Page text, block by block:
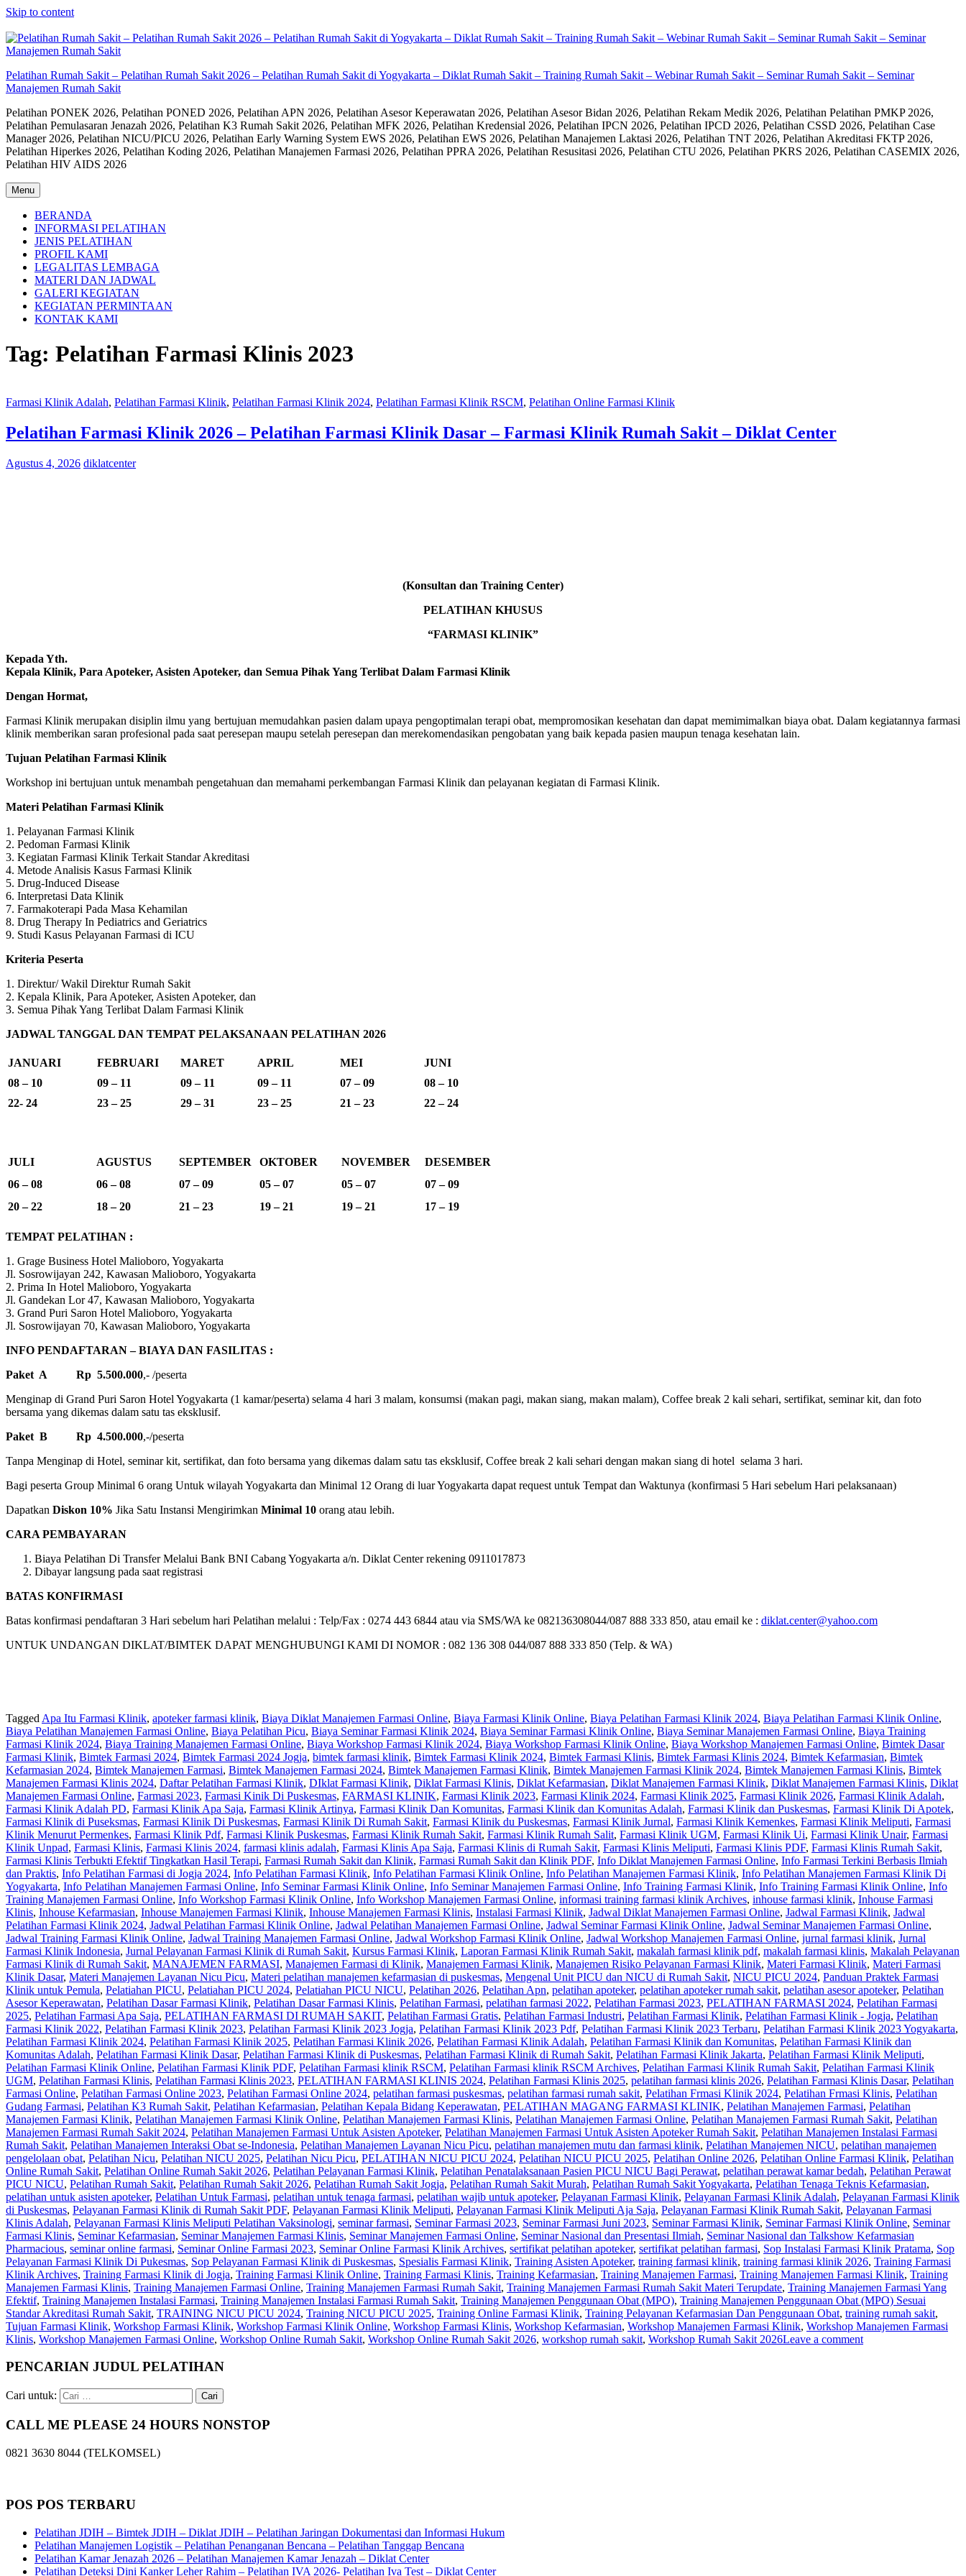
Skip to content
Pelatihan Rumah Sakit – Pelatihan Rumah Sakit 2026 – Pelatihan Rumah Sakit di Yogyakarta – Diklat Rumah Sakit – Training Rumah Sakit – Webinar Rumah Sakit – Seminar Rumah Sakit – Seminar
Manajemen Rumah Sakit
Pelatihan PONEK 2026, Pelatihan PONED 2026, Pelatihan APN 2026, Pelatihan Asesor Keperawatan 2026, Pelatihan Asesor Bidan 2026, Pelatihan Rekam Medik 2026, Pelatihan Pelatihan PMKP 2026,
Pelatihan Pemulasaran Jenazah 2026, Pelatihan K3 Rumah Sakit 2026, Pelatihan MFK 2026, Pelatihan Kredensial 2026, Pelatihan IPCN 2026, Pelatihan IPCD 2026, Pelatihan CSSD 2026, Pelatihan Case
Manager 2026, Pelatihan NICU/PICU 2026, Pelatihan Early Warning System EWS 2026, Pelatihan EWS 2026, Pelatihan Manajemen Laktasi 2026, Pelatihan TNT 2026, Pelatihan Akreditasi FKTP 2026,
Pelatihan Hiperkes 2026, Pelatihan Koding 2026, Pelatihan Manajemen Farmasi 2026, Pelatihan PPRA 2026, Pelatihan Resusitasi 2026, Pelatihan CTU 2026, Pelatihan PKRS 2026, Pelatihan CASEMIX 2026,
Pelatihan HIV AIDS 2026
Menu
BERANDA
INFORMASI PELATIHAN
JENIS PELATIHAN
PROFIL KAMI
LEGALITAS LEMBAGA
MATERI DAN JADWAL
GALERI KEGIATAN
KEGIATAN PERMINTAAN
KONTAK KAMI
Tag: Pelatihan Farmasi Klinis 2023
Farmasi Klinik Adalah, Pelatihan Farmasi Klinik, Pelatihan Farmasi Klinik 2024, Pelatihan Farmasi Klinik RSCM, Pelatihan Online Farmasi Klinik
Pelatihan Farmasi Klinik 2026 – Pelatihan Farmasi Klinik Dasar – Farmasi Klinik Rumah Sakit – Diklat Center
Agustus 4, 2026 diklatcenter
(Konsultan dan Training Center)
PELATIHAN KHUSUS
“FARMASI KLINIK”
Kepada Yth.
Kepala Klinik, Para Apoteker, Asisten Apoteker, dan Semua Pihak Yang Terlibat Dalam Farmasi Klinik
Dengan Hormat,
Farmasi Klinik merupakan disiplin ilmu yang bertujuan memudahkan pasien dalam upaya pengoptimalan terapi obat, mempromosikan kesehatan dan dapat memimimalkan biaya obat. Dalam kegiatannya farmasi
klinik memberikan saran profesional pada saat peresepan maupu setelah peresepan dan merekomendasikan pengobatan yang baik kepada pasien maupun tenaga kesehatan lain.
Tujuan Pelatihan Farmasi Klinik
Workshop ini bertujuan untuk menambah pengetahuan dan memahami perkembangan Farmasi Klinik dan pelayanan kegiatan di Farmasi Klinik.
Materi Pelatihan Farmasi Klinik
1. Pelayanan Farmasi Klinik
2. Pedoman Farmasi Klinik
3. Kegiatan Farmasi Klinik Terkait Standar Akreditasi
4. Metode Analisis Kasus Farmasi Klinik
5. Drug-Induced Disease
6. Interpretasi Data Klinik
7. Farmakoterapi Pada Masa Kehamilan
8. Drug Therapy In Pediatrics and Geriatrics
9. Studi Kasus Pelayanan Farmasi di ICU
Kriteria Peserta
1. Direktur/ Wakil Direktur Rumah Sakit
2. Kepala Klinik, Para Apoteker, Asisten Apoteker, dan
3. Semua Pihak Yang Terlibat Dalam Farmasi Klinik
JADWAL TANGGAL DAN TEMPAT PELAKSANAAN PELATIHAN 2026
JANUARI FEBRUARI MARET APRIL MEI
JUNI
08 – 10
09 – 11 09 – 11 09 – 11 07 – 09
08 – 10
22- 24
23 – 25 29 – 31 23 – 25 21 – 23 22 – 24
JULI AGUSTUS SEPTEMBER OKTOBER NOVEMBER
DESEMBER
06 – 08
06 – 08 07 – 09 05 – 07 05 – 07
07 – 09
20 – 22
18 – 20 21 – 23 19 – 21 19 – 21 17 – 19
TEMPAT PELATIHAN :
1. Grage Business Hotel Malioboro, Yogyakarta
Jl. Sosrowijayan 242, Kawasan Malioboro, Yogyakarta
2. Prima In Hotel Malioboro, Yogyakarta
Jl. Gandekan Lor 47, Kawasan Malioboro, Yogyakarta
3. Grand Puri Saron Hotel Malioboro, Yogyakarta
Jl. Sosrowijayan 70, Kawasan Malioboro, Yogyakarta
INFO PENDAFTARAN – BIAYA DAN FASILITAS :
Paket A Rp 5.500.000,- /peserta
Menginap di Grand Puri Saron Hotel Yogyakarta (1 kamar/peserta) selama 4 hari 3 malam, konsumsi (makan pagi, makan siang, makan malam), Coffee break 2 kali sehari, sertifikat, seminar kit, dan foto
bersama yang dikemas dalam satu tas eksklusif.
Paket B Rp 4.500.000,-/peserta
Tanpa Menginap di Hotel, seminar kit, sertifikat, dan foto bersama yang dikemas dalam satu tas eksklusif, Coffee break 2 kali sehari dengan makan siang di hotel selama 3 hari.
Bagi peserta Group Minimal 6 orang Untuk wilayah Yogyakarta dan Minimal 12 Orang di luar Yogyakarta dapat request untuk Tempat dan Waktunya (konfirmasi 5 Hari sebelum Hari pelaksanaan)
Dapatkan Diskon 10% Jika Satu Instansi Mengirimkan Minimal 10 orang atau lebih.
CARA PEMBAYARAN
Biaya Pelatihan Di Transfer Melalui Bank BNI Cabang Yogyakarta a/n. Diklat Center rekening 0911017873
Dibayar langsung pada saat registrasi
BATAS KONFIRMASI
Batas konfirmasi pendaftaran 3 Hari sebelum hari Pelatihan melalui : Telp/Fax : 0274 443 6844 atau via SMS/WA ke 082136308044/087 888 333 850, atau email ke : diklat.center@yahoo.com
UNTUK UNDANGAN DIKLAT/BIMTEK DAPAT MENGHUBUNGI KAMI DI NOMOR : 082 136 308 044/087 888 333 850 (Telp. & WA)
Tagged Apa Itu Farmasi Klinik, apoteker farmasi klinik, Biaya Diklat Manajemen Farmasi Online, Biaya Farmasi Klinik Online, Biaya Pelatihan Farmasi Klinik 2024, Biaya Pelatihan Farmasi Klinik Online,
Biaya Pelatihan Manajemen Farmasi Online, Biaya Pelatihan Picu, Biaya Seminar Farmasi Klinik 2024, Biaya Seminar Farmasi Klinik Online, Biaya Seminar Manajemen Farmasi Online, Biaya Training
Farmasi Klinik 2024, Biaya Training Manajemen Farmasi Online, Biaya Workshop Farmasi Klinik 2024, Biaya Workshop Farmasi Klinik Online, Biaya Workshop Manajemen Farmasi Online, Bimtek Dasar
Farmasi Klinik, Bimtek Farmasi 2024, Bimtek Farmasi 2024 Jogja, bimtek farmasi klinik, Bimtek Farmasi Klinik 2024, Bimtek Farmasi Klinis, Bimtek Farmasi Klinis 2024, Bimtek Kefarmasian, Bimtek
Kefarmasian 2024, Bimtek Manajemen Farmasi, Bimtek Manajemen Farmasi 2024, Bimtek Manajemen Farmasi Klinik, Bimtek Manajemen Farmasi Klinik 2024, Bimtek Manajemen Farmasi Klinis, Bimtek
Manajemen Farmasi Klinis 2024, Daftar Pelatihan Farmasi Klinik, DIklat Farmasi Klinik, Diklat Farmasi Klinis, Diklat Kefarmasian, Diklat Manajemen Farmasi Klinik, Diklat Manajemen Farmasi Klinis, Diklat
Manajemen Farmasi Online, Farmasi 2023, Farmasi Kinik Di Puskesmas, FARMASI KLINIK, Farmasi Klinik 2023, Farmasi Klinik 2024, Farmasi Klinik 2025, Farmasi Klinik 2026, Farmasi Klinik Adalah,
Farmasi Klinik Adalah PD, Farmasi Klinik Apa Saja, Farmasi Klinik Artinya, Farmasi Klinik Dan Komunitas, Farmasi Klinik dan Komunitas Adalah, Farmasi Klinik dan Puskesmas, Farmasi Klinik Di Apotek,
Farmasi Klinik di Puseksmas, Farmasi Klinik Di Puskesmas, Farmasi Klinik Di Rumah Sakit, Farmasi Klinik du Puskesmas, Farmasi Klinik Jurnal, Farmasi Klinik Kemenkes, Farmasi Klinik Meliputi, Farmasi
Klinik Menurut Permenkes, Farmasi Klinik Pdf, Farmasi Klinik Puskesmas, Farmasi Klinik Rumah Sakit, Farmasi Klinik Rumah Salit, Farmasi Klinik UGM, Farmasi Klinik Ui, Farmasi Klinik Unair, Farmasi
Klinik Unpad, Farmasi Klinis, Farmasi Klinis 2024, farmasi klinis adalah, Farmasi Klinis Apa Saja, Farmasi Klinis di Rumah Sakit, Farmasi Klinis Meliputi, Farmasi Klinis PDF, Farmasi Klinis Rumah Sakit,
Farmasi Klinis Terbukti Efektif Tingkatkan Hasil Terapi, Farmasi Rumah Sakit dan Klinik, Farmasi Rumah Sakit dan Klinik PDF, Info Diklat Manajemen Farmasi Online, Info Farmasi Terkini Berbasis Ilmiah
dan Praktis, Info Pelatihan Farmasi di Jogja 2024, Info Pelatihan Farmasi Klinik, Info Pelatihan Farmasi Klinik Online, Info Pelatihan Manajemen Farmasi Klinik, Info Pelatihan Manajemen Farmasi Klinik Di
Yogyakarta, Info Pelatihan Manajemen Farmasi Online, Info Seminar Farmasi Klinik Online, Info Seminar Manajemen Farmasi Online, Info Training Farmasi Klinik, Info Training Farmasi Klinik Online, Info
Training Manajemen Farmasi Online, Info Workshop Farmasi Klinik Online, Info Workshop Manajemen Farmasi Online, informasi training farmasi klinik Archives, inhouse farmasi klinik, Inhouse Farmasi
Klinis, Inhouse Kefarmasian, Inhouse Manajemen Farmasi Klinik, Inhouse Manajemen Farmasi Klinis, Instalasi Farmasi Klinik, Jadwal Diklat Manajemen Farmasi Online, Jadwal Farmasi Klinik, Jadwal
Pelatihan Farmasi Klinik 2024, Jadwal Pelatihan Farmasi Klinik Online, Jadwal Pelatihan Manajemen Farmasi Online, Jadwal Seminar Farmasi Klinik Online, Jadwal Seminar Manajemen Farmasi Online,
Jadwal Training Farmasi Klinik Online, Jadwal Training Manajemen Farmasi Online, Jadwal Workshop Farmasi Klinik Online, Jadwal Workshop Manajemen Farmasi Online, jurnal farmasi klinik, Jurnal
Farmasi Klinik Indonesia, Jurnal Pelayanan Farmasi Klinik di Rumah Sakit, Kursus Farmasi Klinik, Laporan Farmasi Klinik Rumah Sakit, makalah farmasi klinik pdf, makalah farmasi klinis, Makalah Pelayanan
Farmasi Klinik di Rumah Sakit, MANAJEMEN FARMASI, Manajemen Farmasi di Klinik, Manajemen Farmasi Klinik, Manajemen Risiko Pelayanan Farmasi Klinik, Materi Farmasi Klinik, Materi Farmasi
Klinik Dasar, Materi Manajemen Layanan Nicu Picu, Materi pelatihan manajemen kefarmasian di puskesmas, Mengenal Unit PICU dan NICU di Rumah Sakit, NICU PICU 2024, Panduan Praktek Farmasi
Klinik untuk Pemula, Pelatiahan PICU, Pelatiahan PICU 2024, Pelatiahan PICU NICU, Pelatihan 2026, Pelatihan Apn, pelatihan apoteker, pelatihan apoteker rumah sakit, pelatihan asesor apoteker, Pelatihan
Asesor Keperawatan, Pelatihan Dasar Farmasi Klinik, Pelatihan Dasar Farmasi Klinis, Pelatihan Farmasi, pelatihan farmasi 2022, Pelatihan Farmasi 2023, PELATIHAN FARMASI 2024, Pelatihan Farmasi
2025, Pelatihan Farmasi Apa Saja, PELATIHAN FARMASI DI RUMAH SAKIT, Pelatihan Farmasi Gratis, Pelatihan Farmasi Industri, Pelatihan Farmasi Klinik, Pelatihan Farmasi Klinik - Jogja, Pelatihan
Farmasi Klinik 2022, Pelatihan Farmasi Klinik 2023, Pelatihan Farmasi Klinik 2023 Jogja, Pelatihan Farmasi Klinik 2023 Pdf, Pelatihan Farmasi Klinik 2023 Terbaru, Pelatihan Farmasi Klinik 2023 Yogyakarta,
Pelatihan Farmasi Klinik 2024, Pelatihan Farmasi Klinik 2025, Pelatihan Farmasi Klinik 2026, Pelatihan Farmasi Klinik Adalah, Pelatihan Farmasi Klinik dan Komunitas, Pelatihan Farmasi Klinik dan
Komunitas Adalah, Pelatihan Farmasi Klinik Dasar, Pelatihan Farmasi Klinik di Puskesmas, Pelatihan Farmasi Klinik di Rumah Sakit, Pelatihan Farmasi Klinik Jakarta, Pelatihan Farmasi Klinik Meliputi,
Pelatihan Farmasi Klinik Online, Pelatihan Farmasi Klinik PDF, Pelatihan Farmasi klinik RSCM, Pelatihan Farmasi klinik RSCM Archives, Pelatihan Farmasi Klinik Rumah Sakit, Pelatihan Farmasi Klinik
UGM, Pelatihan Farmasi Klinis, Pelatihan Farmasi Klinis 2023, PELATIHAN FARMASI KLINIS 2024, Pelatihan Farmasi Klinis 2025, pelatihan farmasi klinis 2026, Pelatihan Farmasi Klinis Dasar, Pelatihan
Farmasi Online, Pelatihan Farmasi Online 2023, Pelatihan Farmasi Online 2024, pelatihan farmasi puskesmas, pelatihan farmasi rumah sakit, Pelatihan Frmasi Klinik 2024, Pelatihan Frmasi Klinis, Pelatihan
Gudang Farmasi, Pelatihan K3 Rumah Sakit, Pelatihan Kefarmasian, Pelatihan Kepala Bidang Keperawatan, PELATIHAN MAGANG FARMASI KLINIK, Pelatihan Manajemen Farmasi, Pelatihan
Manajemen Farmasi Klinik, Pelatihan Manajemen Farmasi Klinik Online, Pelatihan Manajemen Farmasi Klinis, Pelatihan Manajemen Farmasi Online, Pelatihan Manajemen Farmasi Rumah Sakit, Pelatihan
Manajemen Farmasi Rumah Sakit 2024, Pelatihan Manajemen Farmasi Untuk Asisten Apoteker, Pelatihan Manajemen Farmasi Untuk Asisten Apoteker Rumah Sakit, Pelatihan Manajemen Instalasi Farmasi
Rumah Sakit, Pelatihan Manajemen Interaksi Obat se-Indonesia, Pelatihan Manajemen Layanan Nicu Picu, pelatihan manajemen mutu dan farmasi klinik, Pelatihan Manajemen NICU, pelatihan manajemen
pengelolaan obat, Pelatihan Nicu, Pelatihan NICU 2025, Pelatihan Nicu Picu, PELATIHAN NICU PICU 2024, Pelatihan NICU PICU 2025, Pelatihan Online 2026, Pelatihan Online Farmasi Klinik, Pelatihan
Online Rumah Sakit, Pelatihan Online Rumah Sakit 2026, Pelatihan Pelayanan Farmasi Klinik, Pelatihan Penatalaksanaan Pasien PICU NICU Bagi Perawat, pelatihan perawat kamar bedah, Pelatihan Perawat
PICU NICU, Pelatihan Rumah Sakit‎, Pelatihan Rumah Sakit 2026, Pelatihan Rumah Sakit Jogja, Pelatihan Rumah Sakit Murah, Pelatihan Rumah Sakit Yogyakarta, Pelatihan Tenaga Teknis Kefarmasian,
pelatihan untuk asisten apoteker, Pelatihan Untuk Farmasi, pelatihan untuk tenaga farmasi, pelatihan wajib untuk apoteker, Pelayanan Farmasi Klinik, Pelayanan Farmasi Klinik Adalah, Pelayanan Farmasi Klinik
di Puskesmas, Pelayanan Farmasi Klinik di Rumah Sakit PDF, Pelayanan Farmasi Klinik Meliputi, Pelayanan Farmasi Klinik Meliputi Aja Saja, Pelayanan Farmasi Klinik Rumah Sakit, Pelayanan Farmasi
Klinis Adalah, Pelayanan Farmasi Klinis Meliputi Pelatihan Vaksinologi, seminar farmasi, Seminar Farmasi 2023, Seminar Farmasi Juni 2023, Seminar Farmasi Klinik, Seminar Farmasi Klinik Online, Seminar
Farmasi Klinis, Seminar Kefarmasian, Seminar Manajemen Farmasi Klinis, Seminar Manajemen Farmasi Online, Seminar Nasional dan Presentasi Ilmiah, Seminar Nasional dan Talkshow Kefarmasian
Pharmacious, seminar online farmasi, Seminar Online Farmasi 2023, Seminar Online Farmasi Klinik Archives, sertifikat pelatihan apoteker, sertifikat pelatihan farmasi, Sop Instalasi Farmasi Klinik Pratama, Sop
Pelayanan Farmasi Klinik Di Pukesmas, Sop Pelayanan Farmasi Klinik di Puskesmas, Spesialis Farmasi Klinik, Training Asisten Apoteker, training farmasi klinik, training farmasi klinik 2026, Training Farmasi
Klinik Archives, Training Farmasi Klinik di Jogja, Training Farmasi Klinik Online, Training Farmasi Klinis, Training Kefarmasian, Training Manajemen Farmasi, Training Manajemen Farmasi Klinik, Training
Manajemen Farmasi Klinis, Training Manajemen Farmasi Online, Training Manajemen Farmasi Rumah Sakit, Training Manajemen Farmasi Rumah Sakit Materi Terupdate, Training Manajemen Farmasi Yang
Efektif, Training Manajemen Instalasi Farmasi, Training Manajemen Instalasi Farmasi Rumah Sakit, Training Manajemen Penggunaan Obat (MPO), Training Manajemen Penggunaan Obat (MPO) Sesuai
Standar Akreditasi Rumah Sakit, TRAINING NICU PICU 2024, Training NICU PICU 2025, Training Online Farmasi Klinik, Training Pelayanan Kefarmasian Dan Penggunaan Obat, training rumah sakit,
Tujuan Farmasi Klinik, Workshop Farmasi Klinik, Workshop Farmasi Klinik Online, Workshop Farmasi Klinis, Workshop Kefarmasian, Workshop Manajemen Farmasi Klinik, Workshop Manajemen Farmasi
Klinis, Workshop Manajemen Farmasi Online, Workshop Online Rumah Sakit, Workshop Online Rumah Sakit 2026, workshop rumah sakit, Workshop Rumah Sakit 2026Leave a comment
PENCARIAN JUDUL PELATIHAN
Cari untuk:
CALL ME PLEASE 24 HOURS NONSTOP
0821 3630 8044 (TELKOMSEL)
POS POS TERBARU
Pelatihan JDIH – Bimtek JDIH – Diklat JDIH – Pelatihan Jaringan Dokumentasi dan Informasi Hukum
Pelatihan Manajemen Logistik – Pelatihan Penanganan Bencana – Pelatihan Tanggap Bencana
Pelatihan Kamar Jenazah 2026 – Pelatihan Manajemen Kamar Jenazah – Diklat Center
Pelatihan Deteksi Dini Kanker Leher Rahim – Pelatihan IVA 2026- Pelatihan Iva Test – Diklat Center